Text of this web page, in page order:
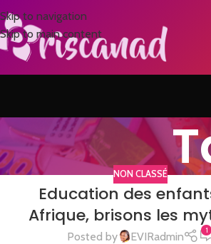
Skip to navigation
Skip to main content
NON CLASSÉ
Education des
Afrique, brisons les
Posted by EVIRadmin 1